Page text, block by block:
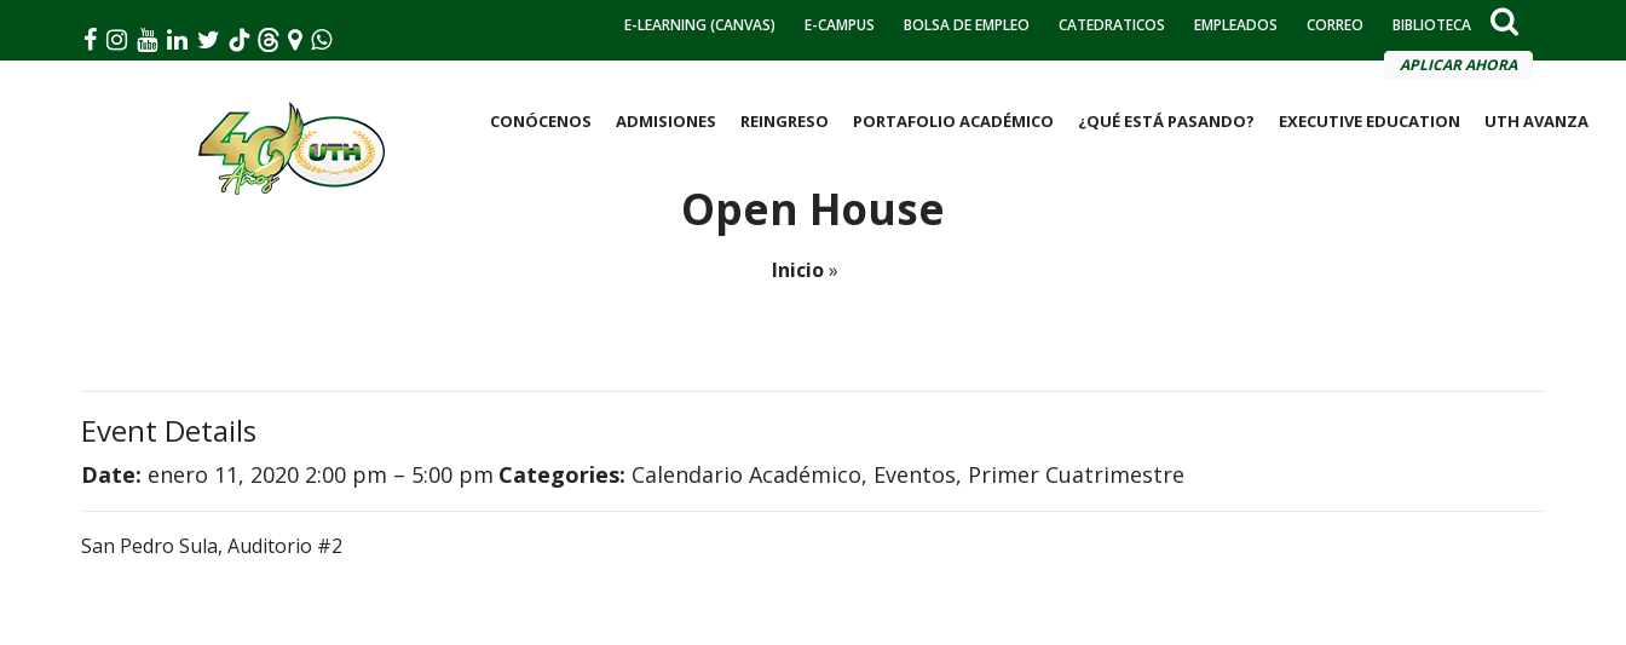
E-LEARNING (CANVAS) E-CAMPUS BOLSA DE EMPLEO CATEDRATICOS EMPLEADOS CORREO
BIBLIOTECA
APLICAR AHORA
CONÓCENOS ADMISIONES REINGRESO PORTAFOLIO ACADÉMICO ¿QUÉ ESTÁ PASANDO? EXECUTIVE EDUCATION UTH AVANZA
Open House
Inicio»
Event Details
Date: enero 11, 2020 2:00 pm – 5:00 pm Categories: Calendario Académico, Eventos, Primer Cuatrimestre
San Pedro Sula, Auditorio #2